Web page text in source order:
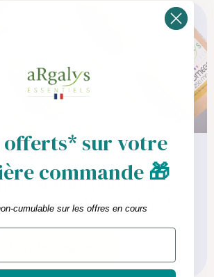
est faite pour vous ?
en quelques clics !
offerts* sur votre
commande🎁
cumulable sur les offres en cours